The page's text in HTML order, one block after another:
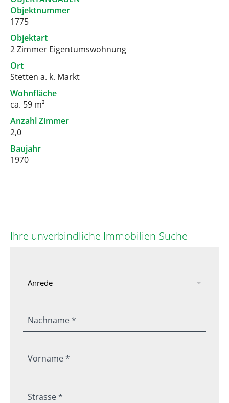
Objektnummer
1775
Objektart
2 Zimmer Eigentumswohnung
Ort
Stetten a. k. Markt
Wohnfläche
ca. 59 m²
Anzahl Zimmer
2,0
Baujahr
1970
Ihre unverbindliche Immobilien-Suche
Nachname *
Vorname *
Strasse *